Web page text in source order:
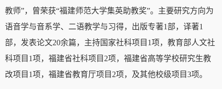
教师”，曾荣获“福建师范大学集英助教奖”。主要研究方向为
语音学与音系学、二语教学与习得，出版专著1部，译著1
部，发表论文20余篇，主持国家社科项目1项，教育部人文社
科项目1项，福建省社科项目2项，福建省高等学校研究生教
改项目1项，福建省教育厅项目2项，及其他校级项目3项。